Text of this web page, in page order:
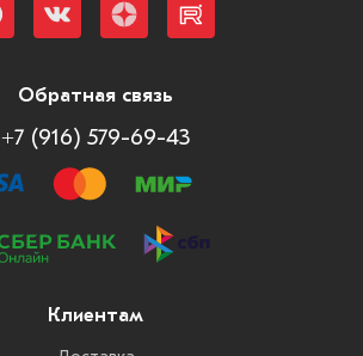
Обратная связь
+7 (916) 579-69-43
Клиентам